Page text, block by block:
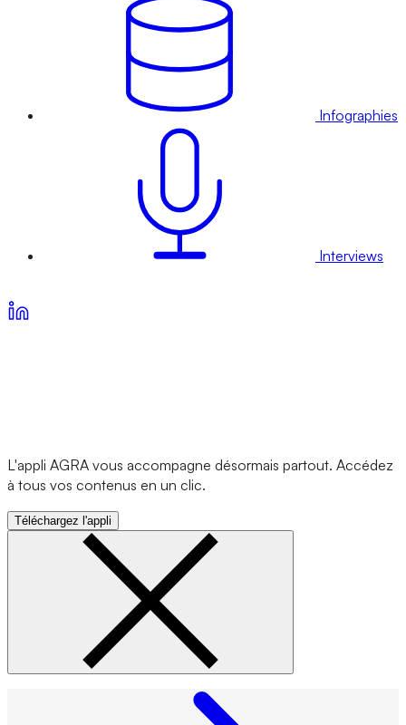
Infographies
Interviews
L'appli AGRA vous accompagne désormais partout. Accédez
à tous vos contenus en un clic.
Téléchargez l'appli